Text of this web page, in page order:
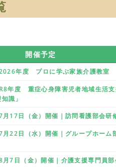
開催予定
年度 プロに学ぶ家族介護教室
年度 重症心身障害児者地域生活
識」
17日（金）開催｜訪問看護部会研
22日（水）開催｜グループホーム
7日（金）開催｜介護支援専門員